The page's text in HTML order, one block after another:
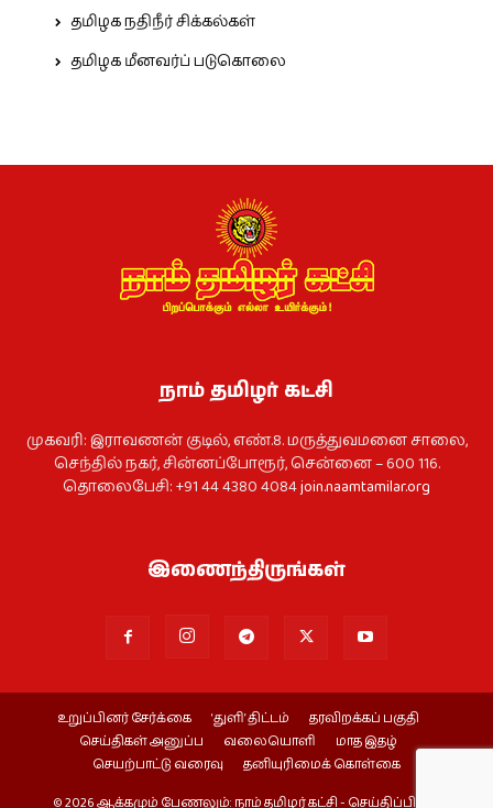
தமிழக நதிநீர் சிக்கல்கள்
தமிழக மீனவர்ப் படுகொலை
நாம் தமிழர் கட்சி
முகவரி: இராவணன் குடில், எண்.8. மருத்துவமனை சாலை,
செந்தில் நகர், சின்னப்போரூர், சென்னை – 600 116.
தொலைபேசி: +91 44 4380 4084join.naamtamilar.org
இணைந்திருங்கள்
உறுப்பினர் சேர்க்கை ‘துளி’ திட்டம்
தரவிறக்கப் பகுதி
செய்திகள் அனுப்ப
வலையொளி
மாத இதழ்
செயற்பாட்டு வரைவு
தனியுரிமைக் கொள்கை
© 2026 ஆக்கமும் பேணலும்: நாம் தமிழர் கட்சி - செய்திப்பிரிவு